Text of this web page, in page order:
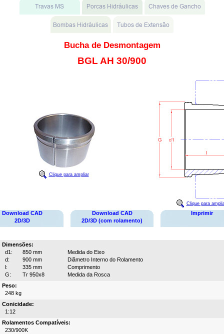
Bucha de Desmontagem
BGL AH 30/900
Clique para ampliar
Clique para
Download CAD
2D/3D
Download CAD
2D/3D (com rolamento)
Imprimir
Dimensões:
d1:
850 mm
Medida do Eixo
d:
900 mm
Diâmetro Interno do Rolamento
l:
335 mm
Comprimento
G:
Tr 950x8
Medida da Rosca
Peso:
248 kg
Conicidade:
1:12
Rolamentos Compatíveis:
230/900K